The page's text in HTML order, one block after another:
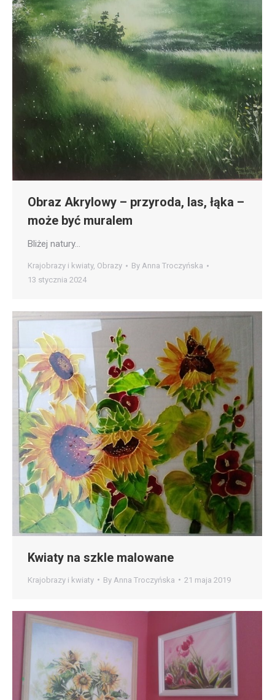
Obraz Akrylowy – przyroda, las, łąka –
może być muralem
Bliżej natury…
Krajobrazy i kwiaty, Obrazy By Anna Troczyńska
13 stycznia 2024
Kwiaty na szkle malowane
Krajobrazy i kwiaty By Anna Troczyńska 21 maja 2019